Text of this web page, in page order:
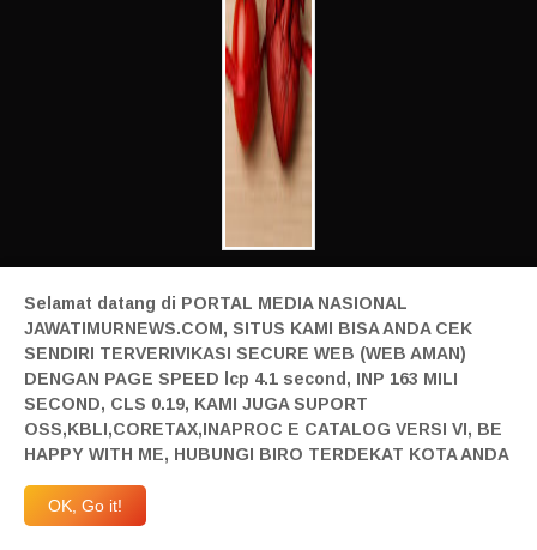
PALING BANYAK DILIHAT
Selamat datang di PORTAL MEDIA NASIONAL
JAWATIMURNEWS.COM, SITUS KAMI BISA ANDA CEK
SENDIRI TERVERIVIKASI SECURE WEB (WEB AMAN)
DENGAN PAGE SPEED lcp 4.1 second, INP 163 MILI
SECOND, CLS 0.19, KAMI JUGA SUPORT
OSS,KBLI,CORETAX,INAPROC E CATALOG VERSI VI, BE
HAPPY WITH ME, HUBUNGI BIRO TERDEKAT KOTA ANDA
OK, Go it!